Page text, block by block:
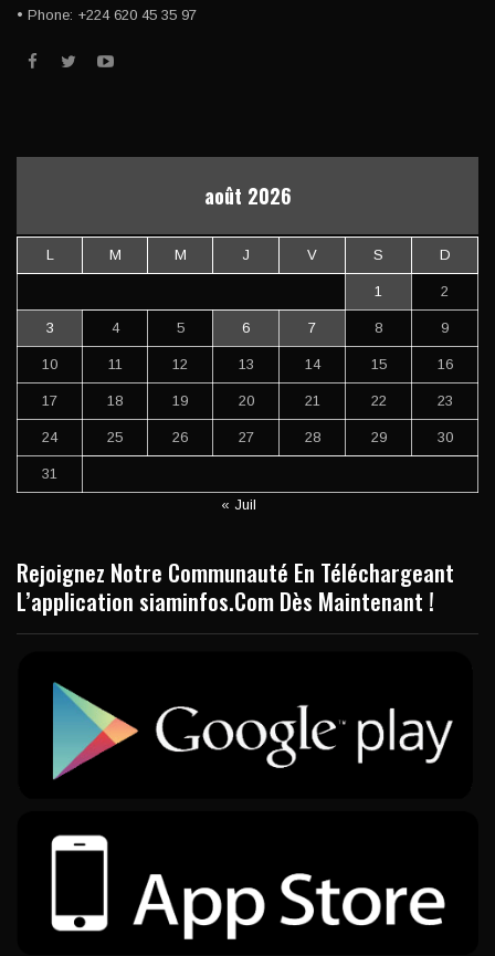
• Phone: +224 620 45 35 97
août 2026
L M M J V S D
1 2
3 4 5 6 7 8 9
10 11 12 13 14 15 16
17 18 19 20 21 22 23
24 25 26 27 28 29 30
31
« Juil
Rejoignez Notre Communauté En Téléchargeant
L’application siaminfos.Com Dès Maintenant !